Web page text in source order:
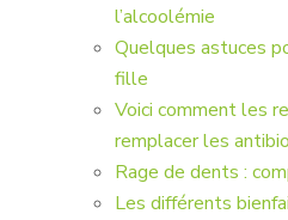
l’alcoolémie
Quelques astuces
fille
Voici comment les
remplacer les
Rage de dents :
Les différents